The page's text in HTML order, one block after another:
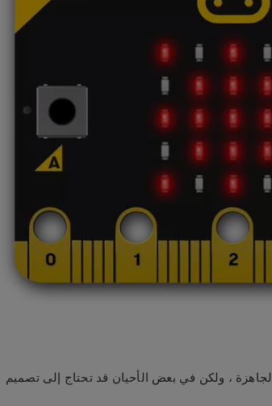
، ولكن في بعض الأحيان قد تحتاج إلى تصميم